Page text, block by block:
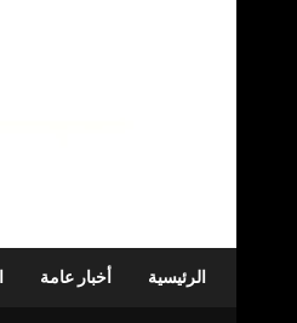
الرئيسية أخبار عامة